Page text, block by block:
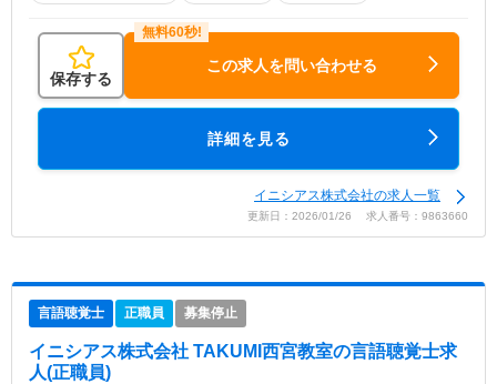
保存する
この求人を問い合わせる
詳細を見る
イニシアス株式会社の求人一覧
更新日：2026/01/26 求人番号：9863660
言語聴覚士 正職員 募集停止
イニシアス株式会社 TAKUMI西宮教室の言語聴覚士求
人(正職員)